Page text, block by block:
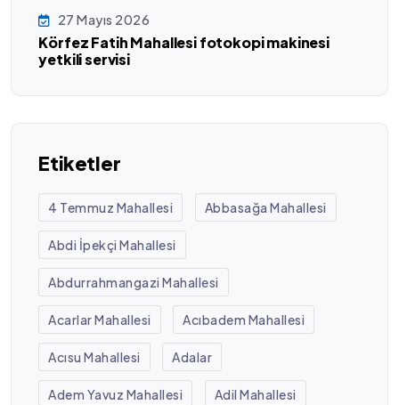
27 Mayıs 2026
Körfez Fatih Mahallesi fotokopi makinesi
yetkili servisi
Etiketler
4 Temmuz Mahallesi Abbasağa Mahallesi
Abdi İpekçi Mahallesi
Abdurrahmangazi Mahallesi
Acarlar Mahallesi Acıbadem Mahallesi
Acısu Mahallesi Adalar
Adem Yavuz Mahallesi Adil Mahallesi